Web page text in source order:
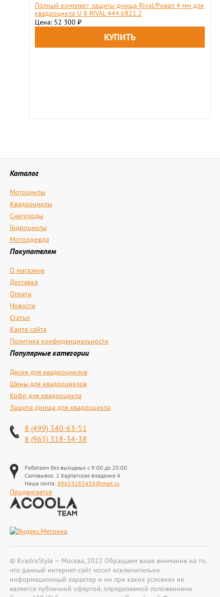
Полный комплект защиты днища Rival/Ривал 4 мм для
квадроцикла U 8 RIVAL 444.6821.2
Цена: 52 300 ₽
Каталог
Мотоциклы
Квадроциклы
Снегоходы
Гидроциклы
Мотоодежда
Покупателям
О магазине
Доставка
Оплата
Новости
Статьи
Карта сайта
Политика конфиденциальности
Популярные категории
Диски для квадроциклов
Шины для квадроциклов
Кофр для квадроцикла
Защита днища для квадроцикла
8 (499) 340-63-51
8 (965) 318-34-38
Работаем без выходных с 9:00 до 20:00
Самовывоз: 2 Карпатская владение 4
Наша почта: 89653183438@mail.ru
Продвигается
© KvadroStyle — Москва, 2022 Обращаем ваше внимание на то,
что данный интернет-сайт носит исключительно
информационный характер и ни при каких условиях не
является публичной офертой, определяемой положениями